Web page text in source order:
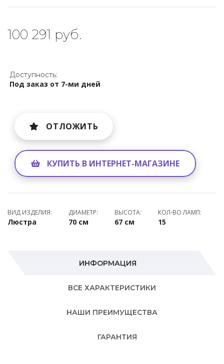
100 291 руб.
Доступность:
Под заказ от 7-ми дней
ОТЛОЖИТЬ
КУПИТЬ В ИНТЕРНЕТ-МАГАЗИНЕ
ВИД ИЗДЕЛИЯ:
Люстра
ДИАМЕТР:
70 см
ВЫСОТА:
67 см
КОЛ-ВО ЛАМП:
15
ИНФОРМАЦИЯ
ВСЕ ХАРАКТЕРИСТИКИ
НАШИ ПРЕИМУЩЕСТВА
ГАРАНТИЯ